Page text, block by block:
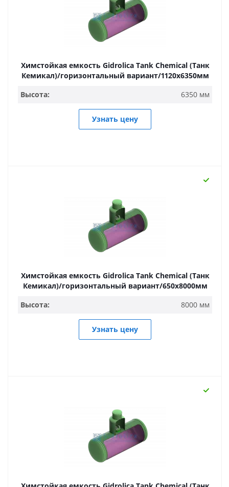
Химстойкая емкость Gidrolica Tank Chemical (Танк
Кемикал)/горизонтальный вариант/1120х6350мм
Высота:
6350 мм
Узнать цену
Химстойкая емкость Gidrolica Tank Chemical (Танк
Кемикал)/горизонтальный вариант/650х8000мм
Высота:
8000 мм
Узнать цену